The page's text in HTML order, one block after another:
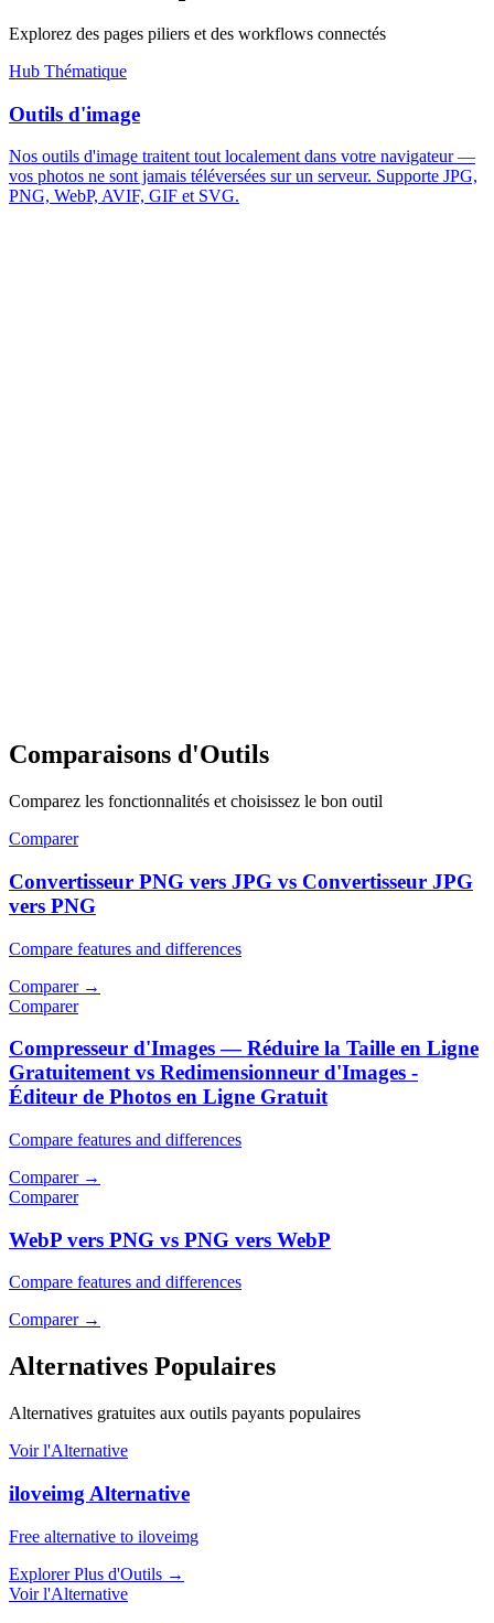
Explorez des pages piliers et des workflows connectés
Hub Thématique
Outils d'image
Nos outils d'image traitent tout localement dans votre navigateur —
vos photos ne sont jamais téléversées sur un serveur. Supporte JPG,
PNG, WebP, AVIF, GIF et SVG.
Comparaisons d'Outils
Comparez les fonctionnalités et choisissez le bon outil
Comparer
Convertisseur PNG vers JPG vs Convertisseur JPG
vers PNG
Compare features and differences
Comparer→
Comparer
Compresseur d'Images — Réduire la Taille en Ligne
Gratuitement vs Redimensionneur d'Images -
Éditeur de Photos en Ligne Gratuit
Compare features and differences
Comparer→
Comparer
WebP vers PNG vs PNG vers WebP
Compare features and differences
Comparer→
Alternatives Populaires
Alternatives gratuites aux outils payants populaires
Voir l'Alternative
iloveimg Alternative
Free alternative to iloveimg
Explorer Plus d'Outils →
Voir l'Alternative